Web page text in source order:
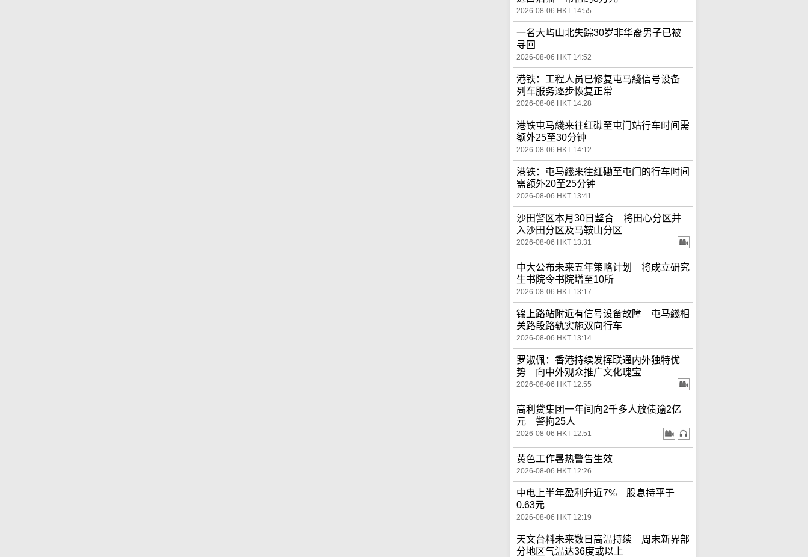
2026-08-06 HKT 14:55
一名大屿山北失踪30岁非华裔男子已被
寻回
2026-08-06 HKT 14:52
港铁：工程人员已修复屯马綫信号设备
列车服务逐步恢复正常
2026-08-06 HKT 14:28
港铁屯马綫来往红磡至屯门站行车时间需
额外25至30分钟
2026-08-06 HKT 14:12
港铁：屯马綫来往红磡至屯门的行车时间
需额外20至25分钟
2026-08-06 HKT 13:41
沙田警区本月30日整合 将田心分区并
入沙田分区及马鞍山分区
2026-08-06 HKT 13:31
中大公布未来五年策略计划 将成立研究
生书院令书院增至10所
2026-08-06 HKT 13:17
锦上路站附近有信号设备故障 屯马綫相
关路段路轨实施双向行车
2026-08-06 HKT 13:14
罗淑佩：香港持续发挥联通内外独特优
势 向中外观众推广文化瑰宝
2026-08-06 HKT 12:55
高利贷集团一年间向2千多人放债逾2亿
元 警拘25人
2026-08-06 HKT 12:51
黄色工作暑热警告生效
2026-08-06 HKT 12:26
中电上半年盈利升近7% 股息持平于
0.63元
2026-08-06 HKT 12:19
天文台料未来数日高温持续 周末新界部
分地区气温达36度或以上